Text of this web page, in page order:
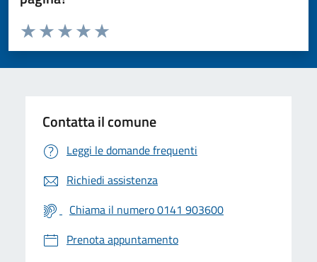
Valuta da 1 a 5 stelle la pagina
Valuta 5 stelle su 5
Valuta 4 stelle su 5
Valuta 3 stelle su 5
Valuta 2 stelle su 5
Valuta 1 stelle su 5
Contatta il comune
Leggi le domande frequenti
Richiedi assistenza
Chiama il numero 0141 903600
Prenota appuntamento